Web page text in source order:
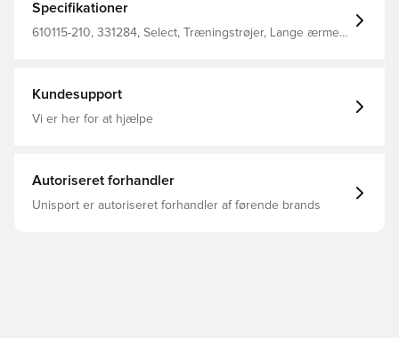
Specifikationer
610115-210, 331284, Select, Træningstrøjer, Lange ærmer,
Kundesupport
Vi er her for at hjælpe
Autoriseret forhandler
Unisport er autoriseret forhandler af førende brands